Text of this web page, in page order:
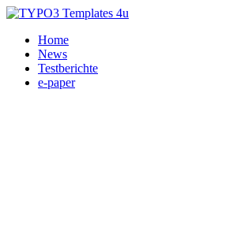
Home
News
Testberichte
e-paper